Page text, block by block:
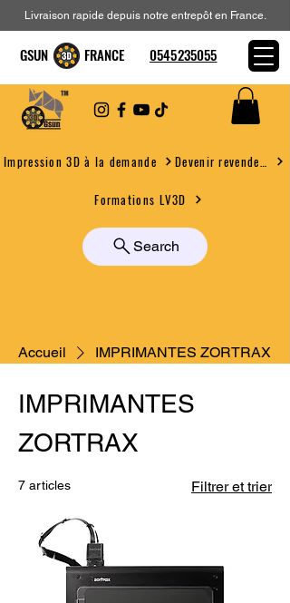
Impression 3D à la demande
Formations LV3D
Search
Livraison rapide depuis notre entrepôt en France.
GSUN FRANCE 0545235055
Accueil IMPRIMANTES ZORTRAX
IMPRIMANTES
ZORTRAX
7 articles Filtrer et trier